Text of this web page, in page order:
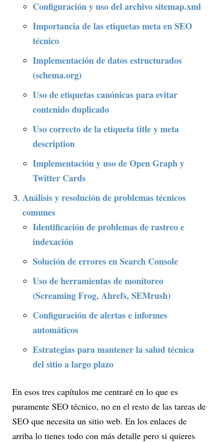
Configuración y uso del archivo sitemap.xml
Importancia de las etiquetas meta en SEO
técnico
Implementación de datos estructurados
(schema.org)
Uso de etiquetas canónicas para evitar
contenido duplicado
Uso correcto de la etiqueta title y meta
description
Implementación y uso de Open Graph y
Twitter Cards
Análisis y resolución de problemas técnicos
comunes
Identificación de problemas de rastreo e
indexación
Solución de errores en Search Console
Uso de herramientas de monitoreo
(Screaming Frog, Ahrefs, SEMrush)
Configuración de alertas e informes
automáticos
Estrategias para mantener la salud técnica
del sitio a largo plazo
En esos tres capítulos me centraré en lo que es
puramente SEO técnico, no en el resto de las tareas de
SEO que necesita un sitio web. En los enlaces de
arriba lo tienes todo con más detalle pero si quieres